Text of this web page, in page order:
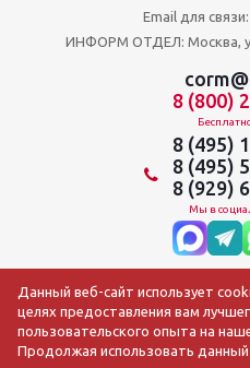
Email для
ИНФОРМ ОТДЕЛ: Москва,
8 (800)
8 (495)
8 (495)
8 (929)
Мы в
Данный веб-сайт использует
целях предоставления вам
пользовательского опыта на
Продолжая использовать данный